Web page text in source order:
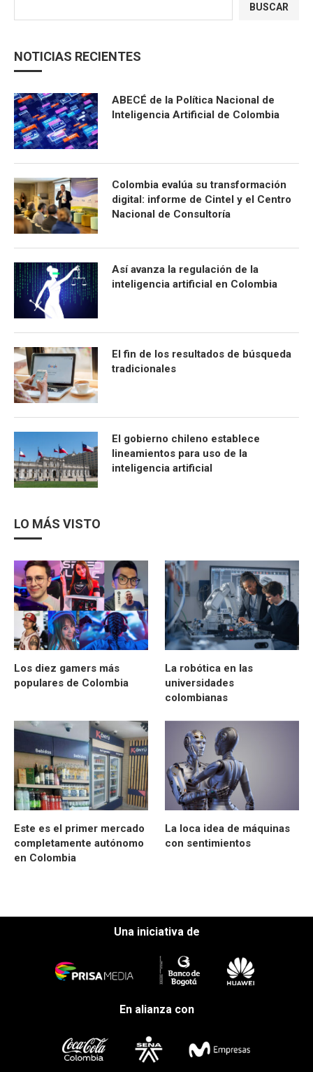
BUSCAR
NOTICIAS RECIENTES
ABECÉ de la Política Nacional de
Inteligencia Artificial de Colombia
Colombia evalúa su transformación
digital: informe de Cintel y el Centro
Nacional de Consultoría
Así avanza la regulación de la
inteligencia artificial en Colombia
El fin de los resultados de búsqueda
tradicionales
El gobierno chileno establece
lineamientos para uso de la
inteligencia artificial
LO MÁS VISTO
Los diez gamers más
populares de Colombia
La robótica en las
universidades
colombianas
Este es el primer mercado
completamente autónomo
en Colombia
La loca idea de máquinas
con sentimientos
Una iniciativa de
En alianza con